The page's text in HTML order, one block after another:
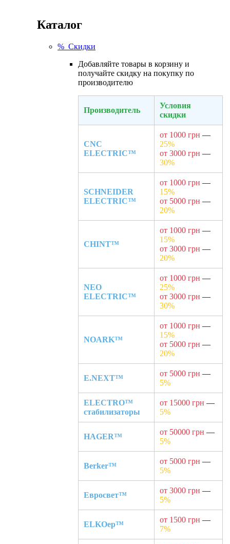
Каталог
% Скидки
Добавляйте товары в корзину и
получайте скидку на покупку по
производителю
Производитель
Условия
скидки
CNC
ELECTRIC™
от 1000 грн —
25%
от 3000 грн —
30%
SCHNEIDER
ELECTRIC™
от 1000 грн —
15%
от 5000 грн —
20%
CHINT™
от 1000 грн —
15%
от 3000 грн —
20%
NEO
ELECTRIC™
от 1000 грн —
25%
от 3000 грн —
30%
NOARK™
от 1000 грн —
15%
от 5000 грн —
20%
E.NEXT™
от 5000 грн —
5%
ELECTRO™
стабилизаторы
от 15000 грн —
5%
HAGER™
от 50000 грн —
5%
Berker™
от 5000 грн —
5%
Евросвет™
от 3000 грн —
5%
ELKOep™
от 1500 грн —
7%